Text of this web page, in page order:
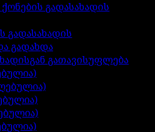
ქონების გადასახადის
გადასახადის
გადახდა
გათავისუფლება